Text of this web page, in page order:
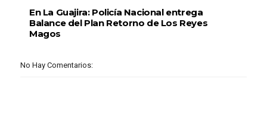
En La Guajira: Policía Nacional entrega
Balance del Plan Retorno de Los Reyes
Magos
No Hay Comentarios: